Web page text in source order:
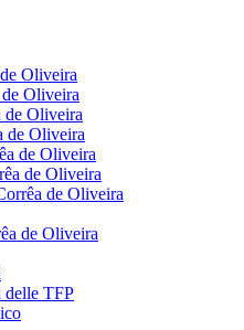
Oliveira
Oliveira
de Oliveira
de Oliveira
de Oliveira
de Oliveira
de Oliveira
de Oliveira
delle TFP